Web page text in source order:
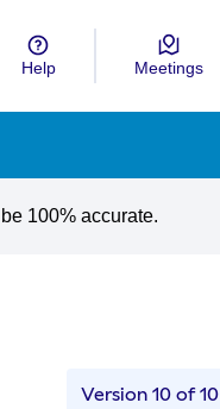
Choose language
Help Meetings
100% accurate.
Version 10 of 10